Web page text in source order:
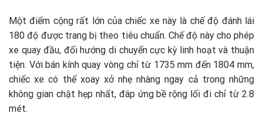
Một điểm cộng rất lớn của chiếc xe này là chế độ đánh lái
180 độ được trang bị theo tiêu chuẩn. Chế độ này cho phép
xe quay đầu, đổi hướng di chuyển cực kỳ linh hoạt và thuận
tiện. Với bán kính quay vòng chỉ từ 1735 mm đến 1804 mm,
chiếc xe có thể xoay xở nhẹ nhàng ngay cả trong những
không gian chật hẹp nhất, đáp ứng bề rộng lối đi chỉ từ 2.8
mét.